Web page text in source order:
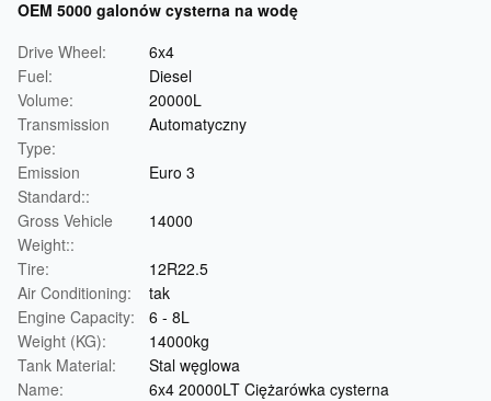
OEM 5000 galonów cysterna na wodę
Drive Wheel:
6x4
Fuel:
Diesel
Volume:
20000L
Transmission
Type:
Automatyczny
Emission
Standard::
Euro 3
Gross Vehicle
Weight::
14000
Tire:
12R22.5
Air Conditioning:
tak
Engine Capacity:
6 - 8L
Weight (KG):
14000kg
Tank Material:
Stal węglowa
Name:
6x4 20000LT Ciężarówka cysterna